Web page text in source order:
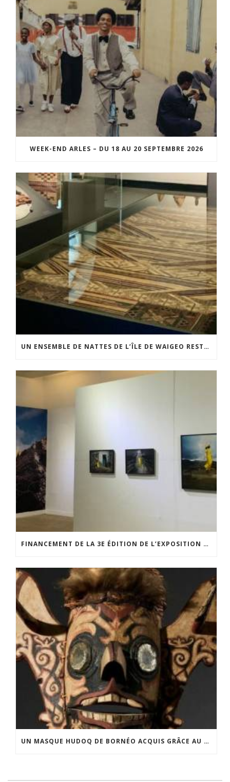
WEEK-END ARLES – DU 18 AU 20 SEPTEMBRE 2026
UN ENSEMBLE DE NATTES DE L’ÎLE DE WAIGEO RESTAURÉ GRÂCE AU SOUTIEN DU CERCLE LÉVI-STRAUSS
FINANCEMENT DE LA 3E ÉDITION DE L’EXPOSITION DU PRIX POUR LA PHOTOGRAPHIE PAR LE CERCLE POUR LA PHOTOGRAPHIE ET L’ART CONTEMPORAIN
UN MASQUE HUDOQ DE BORNÉO ACQUIS GRÂCE AU SOUTIEN DU CERCLE LÉVI-STRAUSS